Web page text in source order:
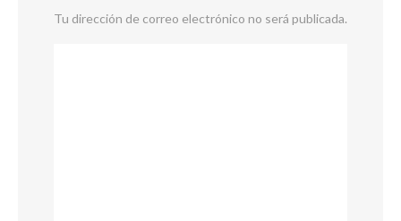
Tu dirección de correo electrónico no será publicada.